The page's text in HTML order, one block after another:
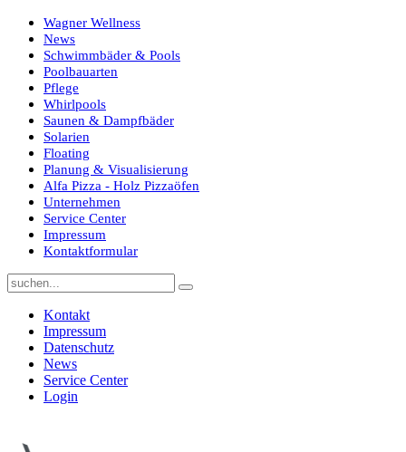
Wagner Wellness
News
Schwimmbäder & Pools
Poolbauarten
Pflege
Whirlpools
Saunen & Dampfbäder
Solarien
Floating
Planung & Visualisierung
Alfa Pizza - Holz Pizzaöfen
Unternehmen
Service Center
Impressum
Kontaktformular
Kontakt
Impressum
Datenschutz
News
Service Center
Login